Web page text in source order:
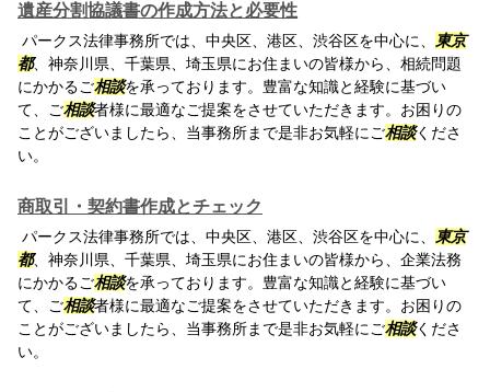
遺産分割協議書の作成方法と必要性
パークス法律事務所では、中央区、港区、渋谷区を中心に、
東京
都、神奈川県、千葉県、埼玉県にお住まいの皆様から、相続問題
にかかるご相談を承っております。豊富な知識と経験に基づい
て、ご相談者様に最適なご提案をさせていただきます。お困りの
ことがございましたら、当事務所まで是非お気軽にご相談くださ
い。
商取引・契約書作成とチェック
パークス法律事務所では、中央区、港区、渋谷区を中心に、
東京
都、神奈川県、千葉県、埼玉県にお住まいの皆様から、企業法務
にかかるご相談を承っております。豊富な知識と経験に基づい
て、ご相談者様に最適なご提案をさせていただきます。お困りの
ことがございましたら、当事務所まで是非お気軽にご相談くださ
い。